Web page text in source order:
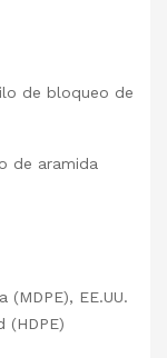
de bloqueo de
de aramida
EE.UU.
(HDPE)